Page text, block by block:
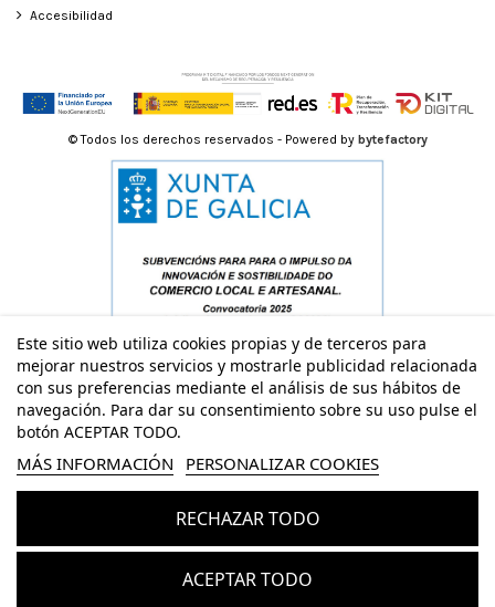
Accesibilidad
Este sitio web utiliza cookies propias y de terceros para
mejorar nuestros servicios y mostrarle publicidad relacionada
con sus preferencias mediante el análisis de sus hábitos de
navegación. Para dar su consentimiento sobre su uso pulse el
botón ACEPTAR TODO.
MÁS INFORMACIÓN PERSONALIZAR COOKIES
RECHAZAR TODO
ACEPTAR TODO
© Todos los derechos reservados - Powered by bytefactory